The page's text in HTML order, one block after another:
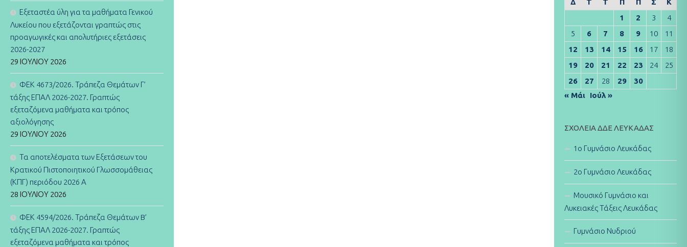
Εξεταστέα ύλη για τα μαθήματα Γενικού
Λυκείου που εξετάζονται γραπτώς στις
προαγωγικές και απολυτήριες εξετάσεις
2026-2027
29 ΙΟΥΛΊΟΥ 2026
ΦΕΚ 4673/2026. Τράπεζα Θεμάτων Γ’
τάξης ΕΠΑΛ 2026-2027. Γραπτώς
εξεταζόμενα μαθήματα και τρόπος
αξιολόγησης
29 ΙΟΥΛΊΟΥ 2026
Τα αποτελέσματα των Εξετάσεων του
Κρατικού Πιστοποιητικού Γλωσσομάθειας
(ΚΠΓ) περιόδου 2026 Α
28 ΙΟΥΛΊΟΥ 2026
ΦΕΚ 4594/2026. Τράπεζα Θεμάτων B’
τάξης ΕΠΑΛ 2026-2027. Γραπτώς
εξεταζόμενα μαθήματα και τρόπος
1
2 3
4
5
6 7 8 9 10
11
12
13 14 15 16 17
18
19
20 21 22 23 24
25
26
27 28 29
30
« Μάι Ιούλ »
ΣΧΟΛΕΊΑ ΔΔΕ ΛΕΥΚΆΔΑΣ
1ο Γυμνάσιο Λευκάδας
2ο Γυμνάσιο Λευκάδας
Μουσικό Γυμνάσιο και
Λυκειακές Τάξεις Λευκάδας
Γυμνάσιο Νυδριού